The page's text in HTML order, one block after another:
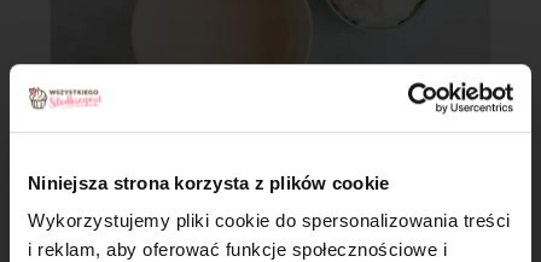
Niniejsza strona korzysta z plików cookie
Wykorzystujemy pliki cookie do spersonalizowania treści
i reklam, aby oferować funkcje społecznościowe i
Krok 6